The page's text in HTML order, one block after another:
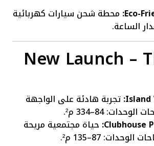
Eco-محطة شحن سيارات كهربائية
الساعة.
New Launch –
تجربة هادئة على الواجهة
84–334 م².
حياة مجتمعية مريحة
87–135 م².